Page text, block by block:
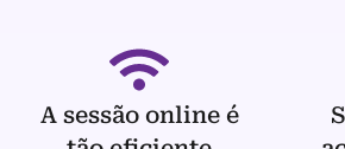
A sessão online é